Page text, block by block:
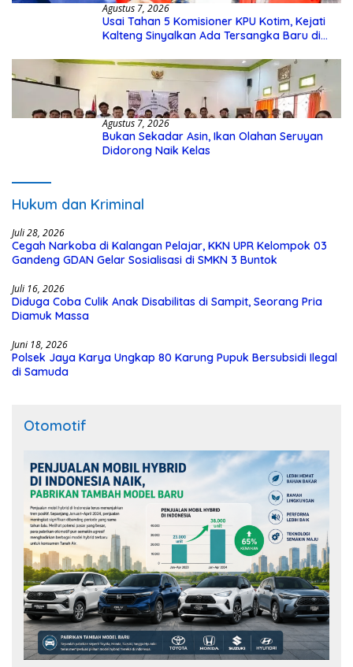
Agustus 7, 2026
Usai Tahan 5 Komisioner KPU Kotim, Kejati
Kalteng Sinyalkan Ada Tersangka Baru di
Agustus 7, 2026
Bukan Sekadar Asin, Ikan Olahan Seruyan
Didorong Naik Kelas
Hukum dan Kriminal
Juli 28, 2026
Cegah Narkoba di Kalangan Pelajar, KKN UPR Kelompok 03
Gandeng GDAN Gelar Sosialisasi di SMKN 3 Buntok
Juli 16, 2026
Diduga Coba Culik Anak Disabilitas di Sampit, Seorang Pria
Diamuk Massa
Juni 18, 2026
Polsek Jaya Karya Ungkap 80 Karung Pupuk Bersubsidi Ilegal
di Samuda
Otomotif